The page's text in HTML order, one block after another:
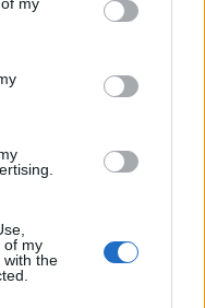
of my
with the
Google Newsκαι
στοInstagram